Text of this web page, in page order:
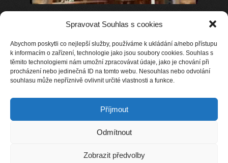
Spravovat Souhlas s cookies
Abychom poskytli co nejlepší služby, používáme k ukládání a/nebo přístupu
k informacím o zařízení, technologie jako jsou soubory cookies. Souhlas s
těmito technologiemi nám umožní zpracovávat údaje, jako je chování při
procházení nebo jedinečná ID na tomto webu. Nesouhlas nebo odvolání
souhlasu může nepříznivě ovlivnit určité vlastnosti a funkce.
Příjmout
Odmítnout
Zobrazit předvolby